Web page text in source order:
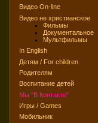
Видео On-line
Видео не христианское
Фильмы
Документальное
Мультфильмы
In English
Детям / For children
Родителям
Воспитание детей
Мы "В Контакте"
Игры / Games
Мобильник